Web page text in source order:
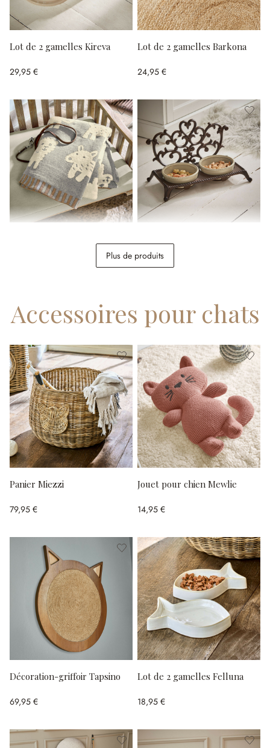
Lot de 2 gamelles Kireva
29,95 €
Lot de 2 gamelles Barkona
24,95 €
Pawilo
34,95 €
Plus de produits
Accessoires pour chats
Panier Miezzi
79,95 €
Jouet pour chien Mewlie
14,95 €
Décoration-griffoir Tapsino
69,95 €
Lot de 2 gamelles Felluna
18,95 €